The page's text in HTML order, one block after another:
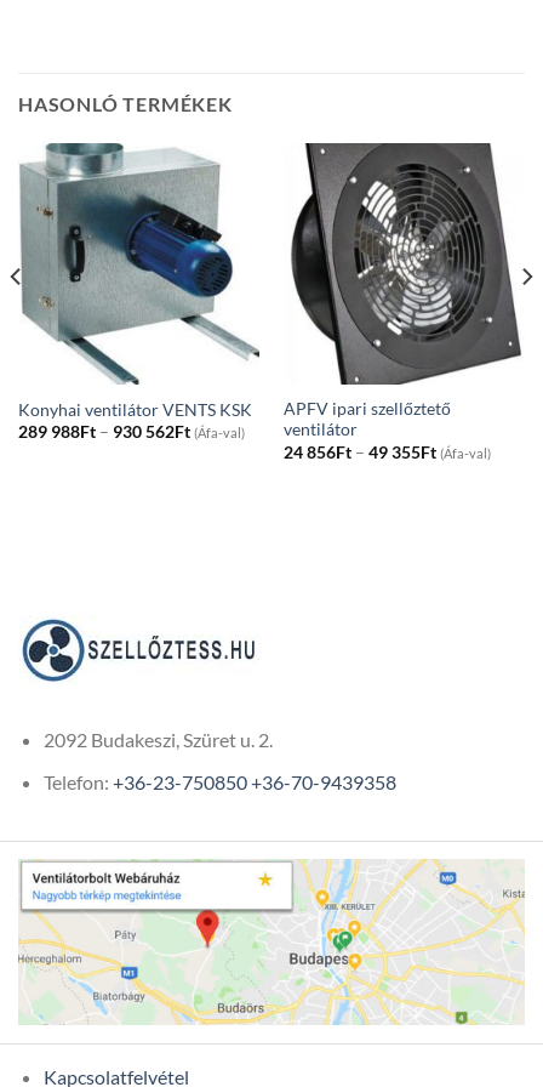
HASONLÓ TERMÉKEK
Konyhai ventilátor VENTS KSK
289 988Ft – 930 562FtPrice
range:
(Áfa-val)
APFV ipari szellőztető
ventilátor
24 856Ft – 49 355FtPrice
range:
(Áfa-val)
2092 Budakeszi, Szüret u. 2.
Telefon: +36-23-750850+36-70-9439358
Kapcsolatfelvétel